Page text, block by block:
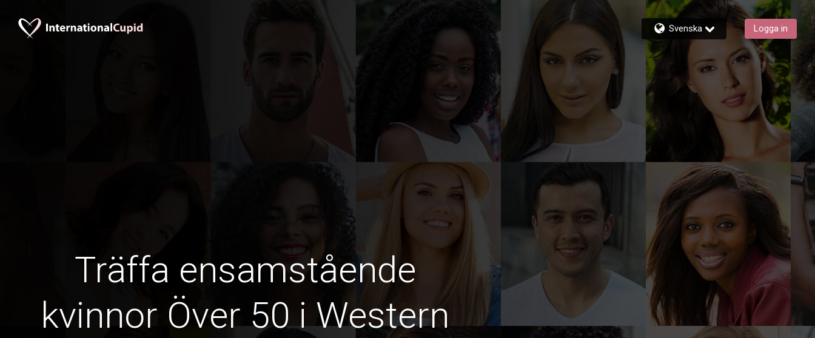
Svenska Logga in
Träffa ensamstående
kvinnor Över 50 i Western